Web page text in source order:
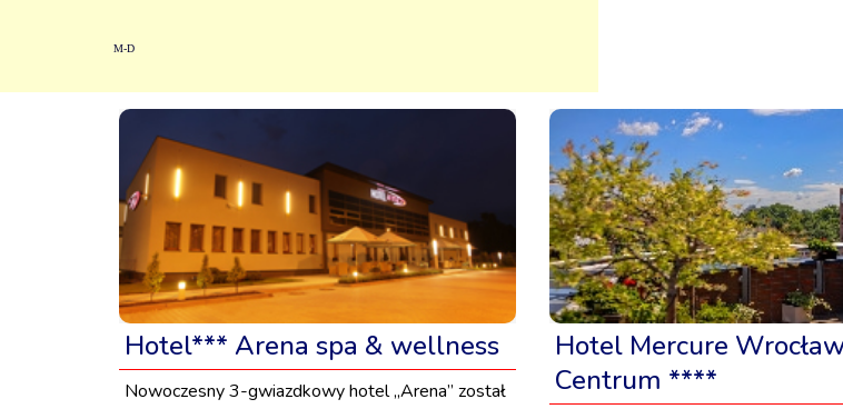
M-D
Hotel*** Arena spa & wellness
Nowoczesny 3-gwiazdkowy hotel „Arena” został
Hotel Mercure
Centrum ****